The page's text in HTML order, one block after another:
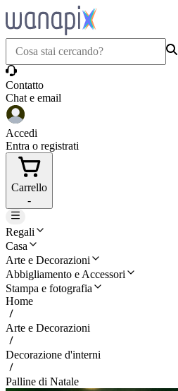
Contatto
Chat e email
Accedi
Entra o registrati
Carrello
-
Regali
Casa
Arte e Decorazioni
Abbigliamento e Accessori
Stampa e fotografia
Home
Arte e Decorazioni
Decorazione d'interni
Palline di Natale